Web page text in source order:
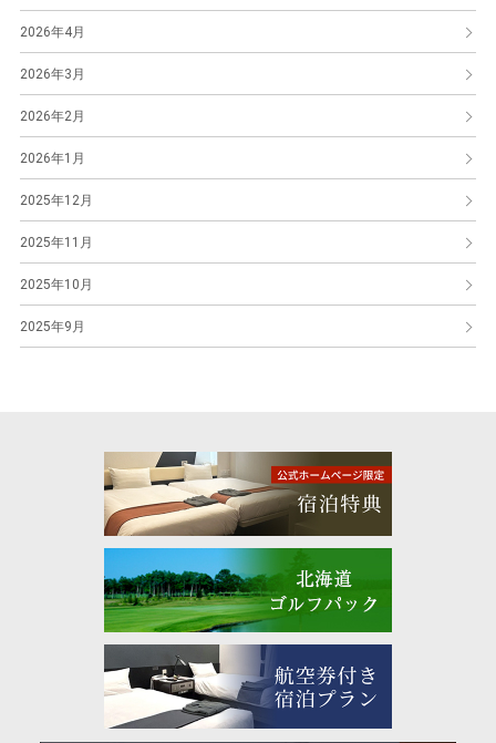
2026年4月
2026年3月
2026年2月
2026年1月
2025年12月
2025年11月
2025年10月
2025年9月